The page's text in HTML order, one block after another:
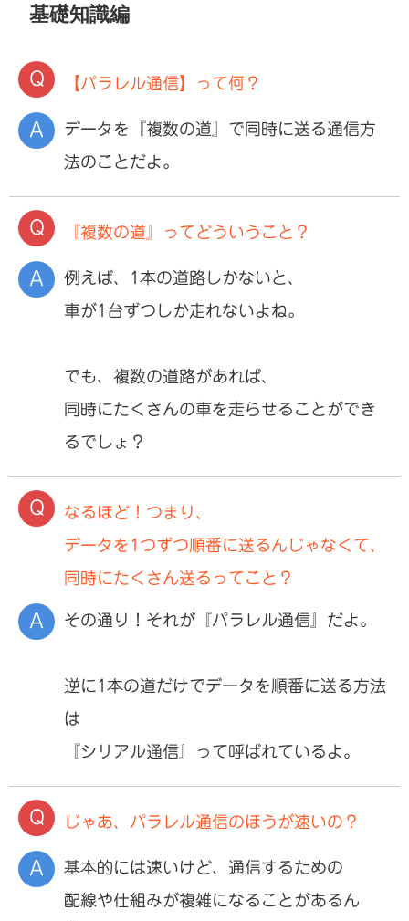
基礎知識編
【パラレル通信】って何？
データを『複数の道』で同時に送る通信方
法のことだよ。
『複数の道』ってどういうこと？
例えば、1本の道路しかないと、
車が1台ずつしか走れないよね。
でも、複数の道路があれば、
同時にたくさんの車を走らせることができ
るでしょ？
なるほど！つまり、
データを1つずつ順番に送るんじゃなくて、
同時にたくさん送るってこと？
その通り！それが『パラレル通信』だよ。
逆に1本の道だけでデータを順番に送る方法
は
『シリアル通信』って呼ばれているよ。
じゃあ、パラレル通信のほうが速いの？
基本的には速いけど、通信するための
配線や仕組みが複雑になることがあるん